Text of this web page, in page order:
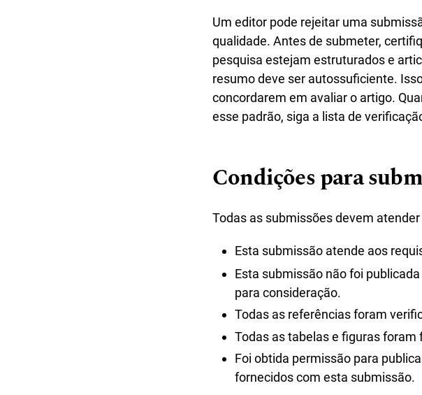
Um editor pode rejeitar uma
qualidade. Antes de submeter,
pesquisa estejam estruturados e
resumo deve ser autossuficiente.
concordarem em avaliar o artigo.
esse padrão, siga a lista de
Condições para
Todas as submissões devem
Esta submissão atende aos
Esta submissão não foi
para consideração.
Todas as referências foram
Todas as tabelas e figuras
Foi obtida permissão para
fornecidos com esta submissão.